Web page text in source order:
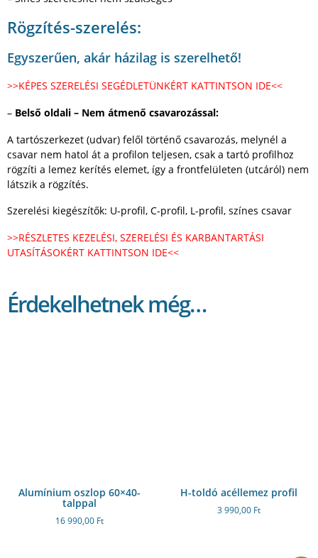
Rögzítés-szerelés:
Egyszerűen, akár házilag is szerelhető!
>>KÉPES SZERELÉSI SEGÉDLETÜNKÉRT KATTINTSON IDE<<
– Belső oldali – Nem átmenő csavarozással:
A tartószerkezet (udvar) felől történő csavarozás, melynél a
csavar nem hatol át a profilon teljesen, csak a tartó profilhoz
rögzíti a lemez kerítés elemet, így a frontfelületen (utcáról) nem
látszik a rögzítés.
Szerelési kiegészítők: U-profil, C-profil, L-profil, színes csavar
>>RÉSZLETES KEZELÉSI, SZERELÉSI ÉS KARBANTARTÁSI
UTASÍTÁSOKÉRT KATTINTSON IDE<<
Érdekelhetnek még…
Alumínium oszlop 60×40-
talppal
16 990,00 Ft
H-toldó acéllemez profil
3 990,00 Ft